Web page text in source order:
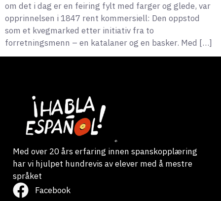
om det i dag er en feiring fylt med farger og glede, var
opprinnelsen i 1847 rent kommersiell: Den oppstod
som et kvegmarked etter initiativ fra to
forretningsmenn – en katalaner og en basker. Med […]
Med over 20 års erfaring innen spanskopplæring
har vi hjulpet hundrevis av elever med å mestre
språket
Facebook